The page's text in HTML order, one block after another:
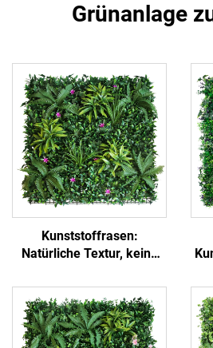
Grünanlage
Kunststoffrasen:
Natürliche Textur, keine